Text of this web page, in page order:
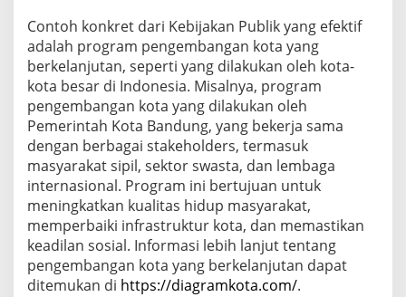
Contoh konkret dari Kebijakan Publik yang efektif
adalah program pengembangan kota yang
berkelanjutan, seperti yang dilakukan oleh kota-
kota besar di Indonesia. Misalnya, program
pengembangan kota yang dilakukan oleh
Pemerintah Kota Bandung, yang bekerja sama
dengan berbagai stakeholders, termasuk
masyarakat sipil, sektor swasta, dan lembaga
internasional. Program ini bertujuan untuk
meningkatkan kualitas hidup masyarakat,
memperbaiki infrastruktur kota, dan memastikan
keadilan sosial. Informasi lebih lanjut tentang
pengembangan kota yang berkelanjutan dapat
ditemukan di https://diagramkota.com/.